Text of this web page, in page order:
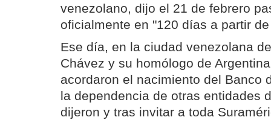
venezolano, dijo el 21 de febrero
oficialmente en "120 días a partir
Ese día, en la ciudad venezolana
Chávez y su homólogo de
acordaron el nacimiento del Banco
la dependencia de otras entidades
dijeron y tras invitar a toda